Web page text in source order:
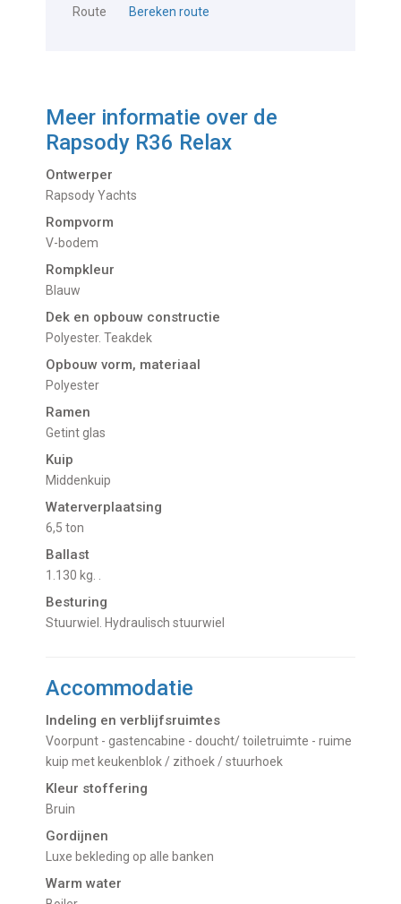
Route
Bereken route
Meer informatie over de
Rapsody R36 Relax
Ontwerper
Rapsody Yachts
Rompvorm
V-bodem
Rompkleur
Blauw
Dek en opbouw constructie
Polyester. Teakdek
Opbouw vorm, materiaal
Polyester
Ramen
Getint glas
Kuip
Middenkuip
Waterverplaatsing
6,5 ton
Ballast
1.130 kg. .
Besturing
Stuurwiel. Hydraulisch stuurwiel
Accommodatie
Indeling en verblijfsruimtes
Voorpunt - gastencabine - doucht/ toiletruimte - ruime
kuip met keukenblok / zithoek / stuurhoek
Kleur stoffering
Bruin
Gordijnen
Luxe bekleding op alle banken
Warm water